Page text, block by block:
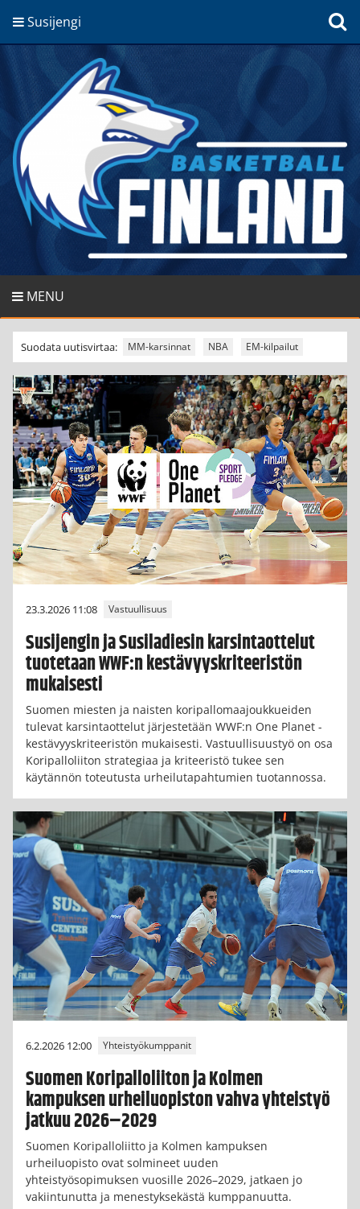
Susijengi
MENU
Suodata uutisvirtaa: MM-karsinnat NBA EM-kilpailut
23.3.2026 11:08 Vastuullisuus
Susijengin ja Susiladiesin karsintaottelut
tuotetaan WWF:n kestävyyskriteeristön
mukaisesti
Suomen miesten ja naisten koripallomaajoukkueiden
tulevat karsintaottelut järjestetään WWF:n One Planet -
kestävyyskriteeristön mukaisesti. Vastuullisuustyö on osa
Koripalloliiton strategiaa ja kriteeristö tukee sen
käytännön toteutusta urheilutapahtumien tuotannossa.
6.2.2026 12:00 Yhteistyökumppanit
Suomen Koripalloliiton ja Kolmen
kampuksen urheiluopiston vahva yhteistyö
jatkuu 2026–2029
Suomen Koripalloliitto ja Kolmen kampuksen
urheiluopisto ovat solmineet uuden
yhteistyösopimuksen vuosille 2026–2029, jatkaen jo
vakiintunutta ja menestyksekästä kumppanuutta.